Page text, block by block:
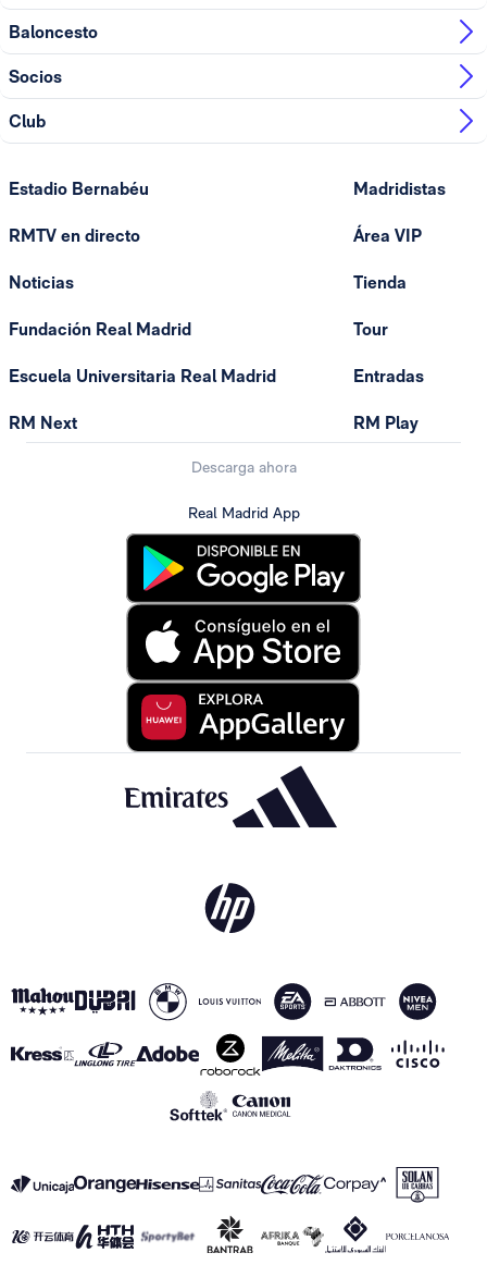
Baloncesto
Socios
Club
Estadio Bernabéu
RMTV en directo
Noticias
Fundación Real Madrid
Escuela Universitaria Real Madrid
RM Next
Madridistas
Área VIP
Tienda
Tour
Entradas
RM Play
Descarga ahora
Real Madrid App